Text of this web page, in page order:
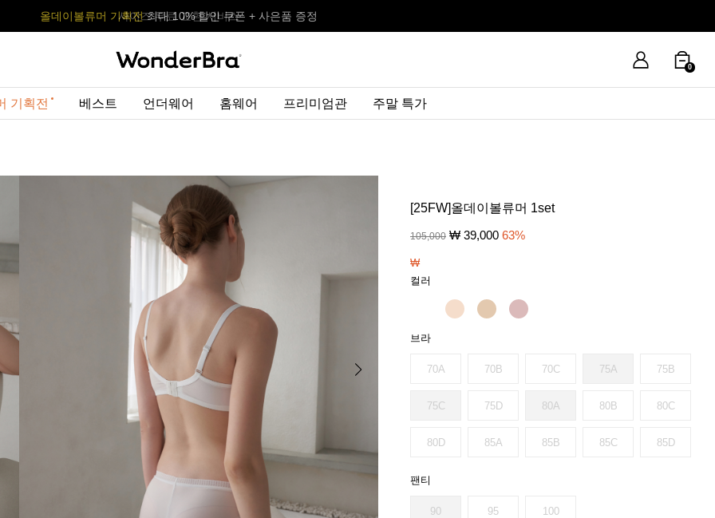
사이즈 무료 교환 서비스
올데이볼류머 기획전최대 10% 할인 쿠폰 + 사은품 증정
사이즈 무료 교환 서비스
올데이볼류머 기획전
0
기획전 베스트 언더웨어 홈웨어 프리미엄관 주말 특가
[25FW]올데이볼류머 1set
105,000 ₩ 39,000 63%
₩
컬러
브라
70A 70B 70C 75A 75B
75C 75D 80A 80B 80C
80D 85A 85B 85C 85D
팬티
90 95 100